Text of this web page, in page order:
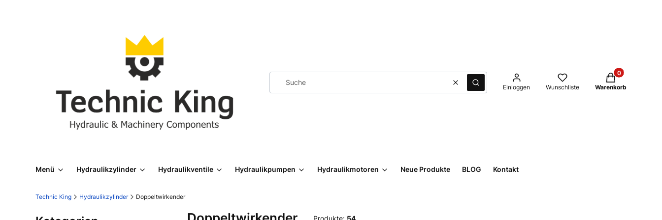
LöschenSuche Einloggen Wunschliste
Produkte im
Warenkorb
Menü Hydraulikzylinder Hydraulikventile Hydraulikpumpen Hydraulikmotoren Neue Produkte BLOG Kontakt
Technic King Hydraulikzylinder Doppeltwirkender
Produkte: 54